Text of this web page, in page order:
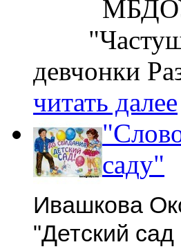
девчонки
читать далее
саду"
Ивашкова
"Детский